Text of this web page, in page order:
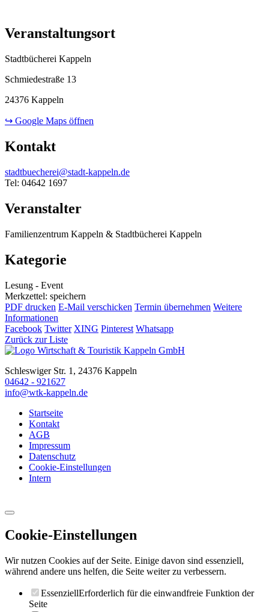
Veranstaltungsort
Stadtbücherei Kappeln
Schmiedestraße 13
24376 Kappeln
↪ Google Maps öffnen
Kontakt
stadtbuecherei@stadt-kappeln.de
Tel: 04642 1697
Veranstalter
Familienzentrum Kappeln & Stadtbücherei Kappeln
Kategorie
Lesung - Event
Merkzettel: speichern
PDF drucken E-Mail verschicken Termin übernehmen Weitere
Informationen
Facebook Twitter XING Pinterest Whatsapp
Zurück zur Liste
Schleswiger Str. 1, 24376 Kappeln
04642 - 921627
info@wtk-kappeln.de
Startseite
Kontakt
AGB
Impressum
Datenschutz
Cookie-Einstellungen
Intern
Cookie-Einstellungen
Wir nutzen Cookies auf der Seite. Einige davon sind essenziell,
während andere uns helfen, die Seite weiter zu verbessern.
EssenziellErforderlich für die einwandfreie Funktion der
Seite